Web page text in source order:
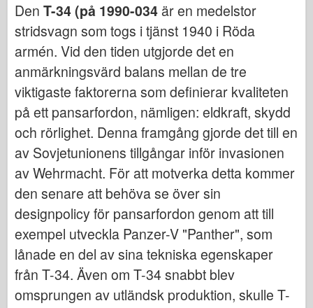
E.T. Modell
Fina mögel
Tapperhetskrafter
Friulmodel
Hasegawa
Heller (också)
HobbyBoss (hobbyboss)
IBG-modeller
Icm
Italeri
Meng Modell
Tamiya
Den T-34 (på 1990-034 är en medelstor
stridsvagn som togs i tjänst 1940 i Röda
armén. Vid den tiden utgjorde det en
anmärkningsvärd balans mellan de tre
viktigaste faktorerna som definierar kvaliteten
på ett pansarfordon, nämligen: eldkraft, skydd
och rörlighet. Denna framgång gjorde det till en
av Sovjetunionens tillgångar inför invasionen
av Wehrmacht. För att motverka detta kommer
den senare att behöva se över sin
designpolicy för pansarfordon genom att till
exempel utveckla Panzer-V "Panther", som
lånade en del av sina tekniska egenskaper
från T-34. Även om T-34 snabbt blev
omsprungen av utländsk produktion, skulle T-